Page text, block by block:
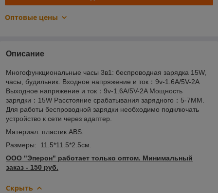
Оптовые цены
Описание
Многофункциональные часы 3в1: беспроводная зарядка 15W,
часы, будильник. Входное напряжение и ток：9v-1.6A/5V-2A
Выходное напряжение и ток：9v-1.6A/5V-2A Мощность
зарядки：15W Расстояние срабатывания зарядного：5-7MM.
Для работы беспроводной зарядки необходимо подключать
устройство к сети через адаптер.
Материал: пластик ABS.
Размеры: 11.5*11.5*2.5см.
ООО "Эперон" работает только оптом. Минимальный
заказ - 150 руб.
Скрыть